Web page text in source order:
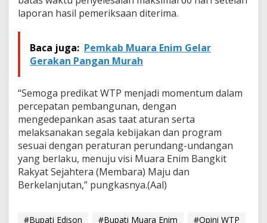
laporan hasil pemeriksaan diterima.
Baca juga: Pemkab Muara Enim Gelar
Gerakan Pangan Murah
“Semoga predikat WTP menjadi momentum dalam
percepatan pembangunan, dengan
mengedepankan asas taat aturan serta
melaksanakan segala kebijakan dan program
sesuai dengan peraturan perundang-undangan
yang berlaku, menuju visi Muara Enim Bangkit
Rakyat Sejahtera (Membara) Maju dan
Berkelanjutan,” pungkasnya.(Aal)
#Bupati Edison #Bupati Muara Enim
#Opini WTP